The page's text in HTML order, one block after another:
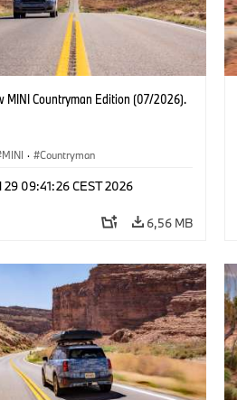
MINI Countryman Edition (07/2026).
MINI · Countryman
29 09:41:26 CEST 2026
6,56 MB